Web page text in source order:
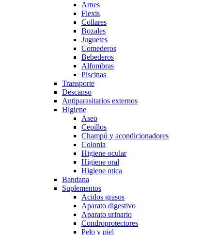
Arnes
Flexis
Collares
Bozales
Juguetes
Comederos
Bebederos
Alfombras
Piscinas
Transporte
Descanso
Antiparasitarios externos
Higiene
Aseo
Cepillos
Champú y acondicionadores
Colonia
Higiene ocular
Higiene oral
Higiene otica
Bandana
Suplementos
Acidos grasos
Aparato digestivo
Aparato urinario
Condroprotectores
Pelo y piel